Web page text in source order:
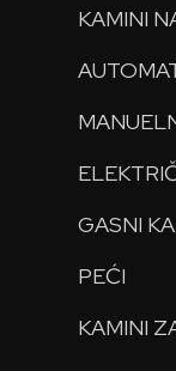
KAMINI
GASNI
PEĆI
KAMINI